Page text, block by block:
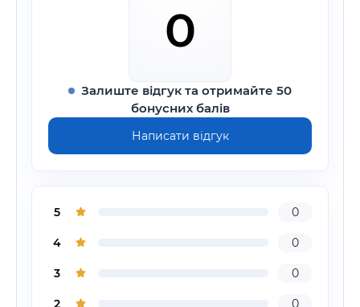
0
Залиште відгук та отримайте 50
бонусних балів
Написати відгук
5 0
4 0
3 0
2 0